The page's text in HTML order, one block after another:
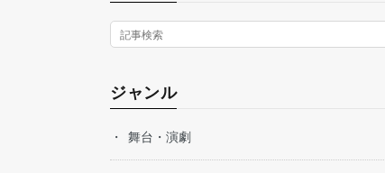
ジャンル
舞台・演劇